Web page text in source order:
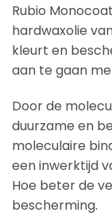
Rubio
hardwaxolie
kleurt en
aan te gaan
Door de
duurzame en
moleculaire
een inwerktijd
Hoe beter de
bescherming.